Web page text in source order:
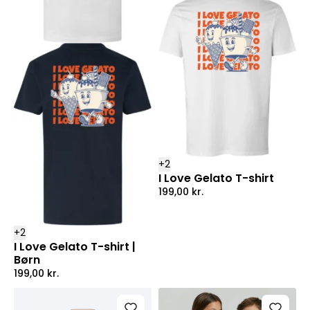
+2
I Love Gelato T-shirt |
Børn
199,00 kr.
+2
I Love Gelato T-shirt
199,00 kr.